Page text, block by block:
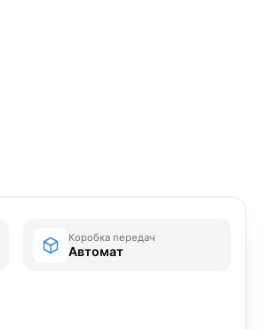
Коробка передач
Автомат